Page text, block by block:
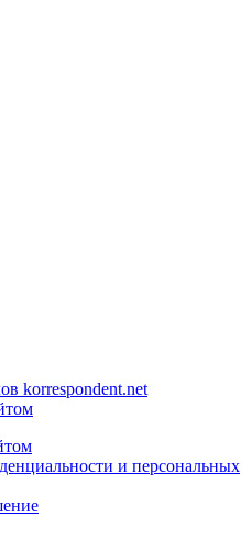
korrespondent.net
и персональных